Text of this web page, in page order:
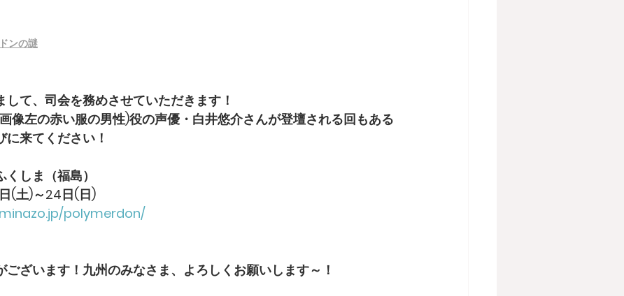
ンの謎
て、司会を務めさせていただきます！
像左の赤い服の男性)役の声優・白井悠介さんが登壇される回もある
来てください！
しま（福島）
(土)～24日(日)
polymerdon/
ざいます！九州のみなさま、よろしくお願いします～！